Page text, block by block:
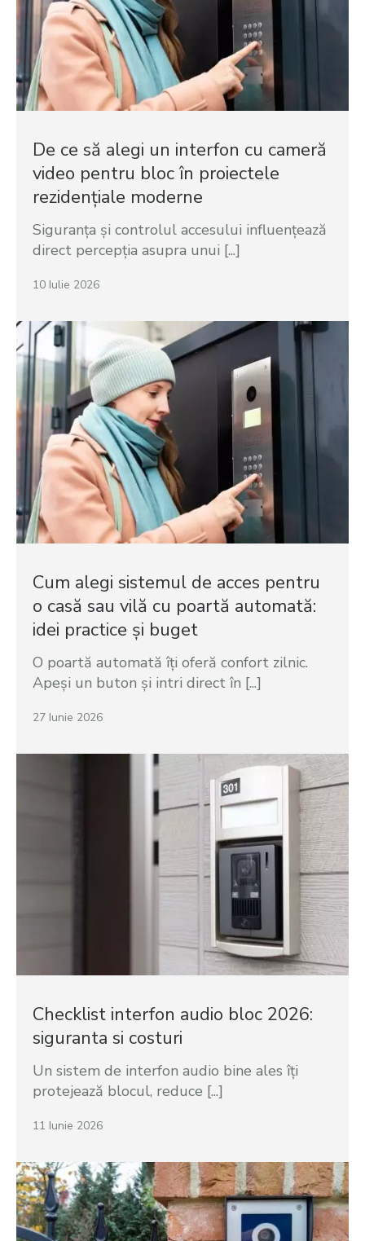
De ce să alegi un interfon cu cameră
video pentru bloc în proiectele
rezidențiale moderne
Siguranța și controlul accesului influențează
direct percepția asupra unui [...]
10 Iulie 2026
Cum alegi sistemul de acces pentru
o casă sau vilă cu poartă automată:
idei practice și buget
O poartă automată îți oferă confort zilnic.
Apeși un buton și intri direct în [...]
27 Iunie 2026
Checklist interfon audio bloc 2026:
siguranta si costuri
Un sistem de interfon audio bine ales îți
protejează blocul, reduce [...]
11 Iunie 2026